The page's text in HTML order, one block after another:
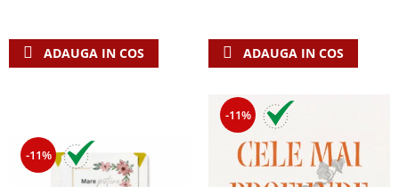
ADAUGA IN COS ADAUGA IN COS
-11%
-11%